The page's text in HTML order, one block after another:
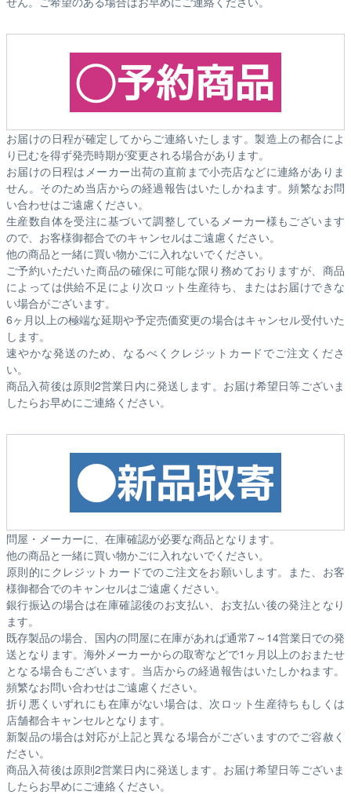
お届けの日程が確定してからご連絡いたします。製造上の都合によ
り已むを得ず発売時期が変更される場合があります。
お届けの日程はメーカー出荷の直前まで小売店などに連絡がありま
せん。そのため当店からの経過報告はいたしかねます。頻繁なお問
い合わせはご遠慮ください。
生産数自体を受注に基づいて調整しているメーカー様もございます
ので、お客様御都合でのキャンセルはご遠慮ください。
他の商品と一緒に買い物かごに入れないでください。
ご予約いただいた商品の確保に可能な限り務めておりますが、商品
によっては供給不足により次ロット生産待ち、またはお届けできな
い場合がございます。
6ヶ月以上の極端な延期や予定売価変更の場合はキャンセル受付いた
します。
速やかな発送のため、なるべくクレジットカードでご注文くださ
い。
商品入荷後は原則2営業日内に発送します。お届け希望日等ございま
したらお早めにご連絡ください。
問屋・メーカーに、在庫確認が必要な商品となります。
他の商品と一緒に買い物かごに入れないでください。
原則的にクレジットカードでのご注文をお願いします。また、お客
様御都合でのキャンセルはご遠慮ください。
銀行振込の場合は在庫確認後のお支払い、お支払い後の発注となり
ます。
既存製品の場合、国内の問屋に在庫があれば通常7～14営業日での発
送となります。海外メーカーからの取寄などで1ヶ月以上のおまたせ
となる場合もございます。 当店からの経過報告はいたしかねます。
頻繁なお問い合わせはご遠慮ください。
折り悪くいずれにも在庫がない場合は、次ロット生産待ちもしくは
店舗都合キャンセルとなります。
新製品の場合は対応が上記と異なる場合がございますのでご容赦く
ださい。
商品入荷後は原則2営業日内に発送します。お届け希望日等ございま
したらお早めにご連絡ください。